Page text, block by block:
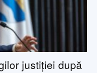
justiției după